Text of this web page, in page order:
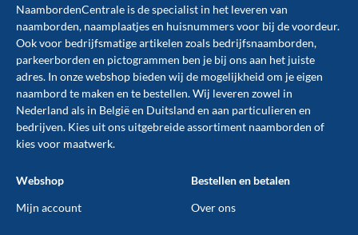
NaambordenCentrale is de specialist in het leveren van
naamborden, naamplaatjes en huisnummers voor bij devoordeur.
Ook voor bedrijfsmatige artikelen zoals bedrijfsnaamborden,
parkeerborden en pictogrammen ben je bij ons aan het juiste
adres. In onze webshop bieden wij de mogelijkheid om je eigen
naambord te maken en te bestellen. Wij leveren zowel in
Nederland als in België en Duitsland en aan particulieren en
bedrijven. Kies uit ons uitgebreide assortiment naamborden of
kies voor maatwerk.
Webshop
Mijn account
Bestellen en betalen
Over ons